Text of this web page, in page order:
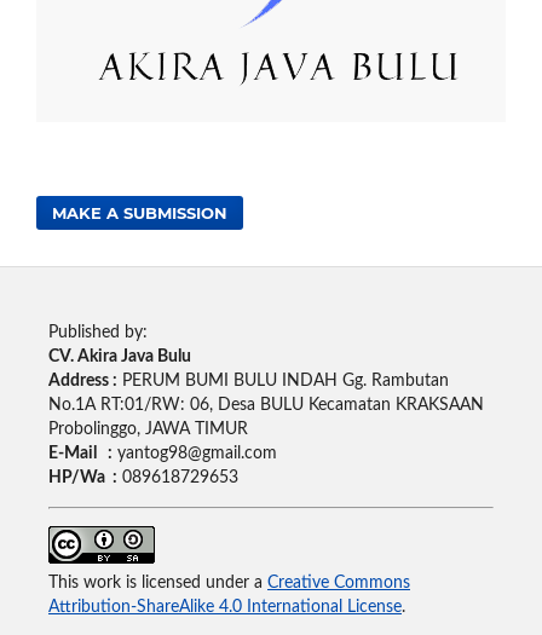
MAKE A SUBMISSION
Published by:
CV. Akira Java Bulu
Address : PERUM BUMI BULU INDAH Gg. Rambutan
No.1A RT:01/RW: 06, Desa BULU Kecamatan KRAKSAAN
Probolinggo, JAWA TIMUR
E-Mail : yantog98@gmail.com
HP/Wa : 089618729653
This work is licensed under a Creative Commons
Attribution-ShareAlike 4.0 International License.